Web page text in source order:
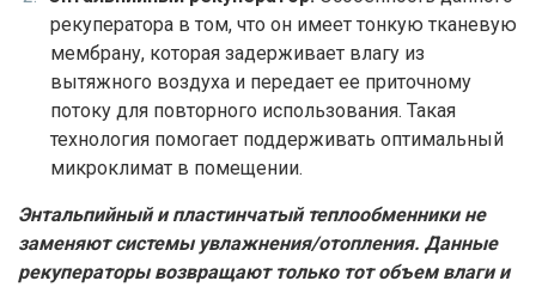
рекуператора в том, что он имеет тонкую тканевую
мембрану, которая задерживает влагу из
вытяжного воздуха и передает ее приточному
потоку для повторного использования. Такая
технология помогает поддерживать оптимальный
микроклимат в помещении.
Энтальпийный и пластинчатый теплообменники не
заменяют системы увлажнения/отопления. Данные
рекуператоры возвращают только тот объем влаги и